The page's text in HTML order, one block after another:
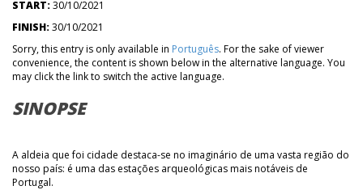
START:30/10/2021
FINISH:30/10/2021
Sorry, this entry is only available in Português. For the sake of viewer
convenience, the content is shown below in the alternative language. You
may click the link to switch the active language.
SINOPSE
A aldeia que foi cidade destaca-se no imaginário de uma vasta região do
nosso país: é uma das estações arqueológicas mais notáveis de
Portugal.